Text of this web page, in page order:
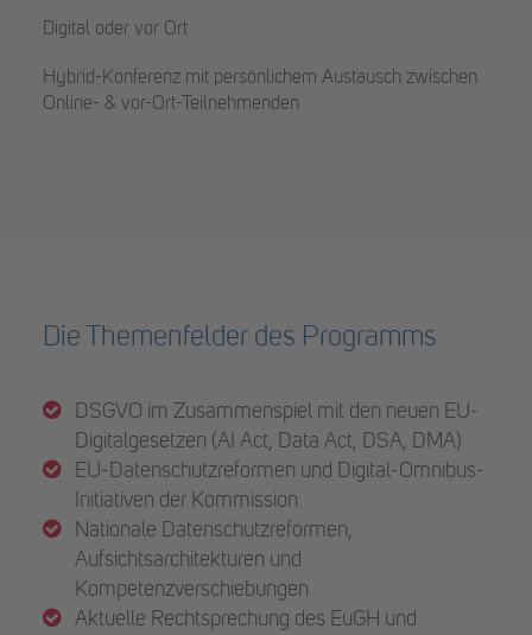
Digital oder vor Ort
Hybrid-Konferenz mit persönlichem Austausch zwischen
Online- & vor-Ort-Teilnehmenden
Die Themenfelder des Programms
DSGVO im Zusammenspiel mit den neuen EU-
Digitalgesetzen (AI Act, Data Act, DSA, DMA)
EU-Datenschutzreformen und Digital-Omnibus-
Initiativen der Kommission
Nationale Datenschutzreformen,
Aufsichtsarchitekturen und
Kompetenzverschiebungen
Aktuelle Rechtsprechung des EuGH und